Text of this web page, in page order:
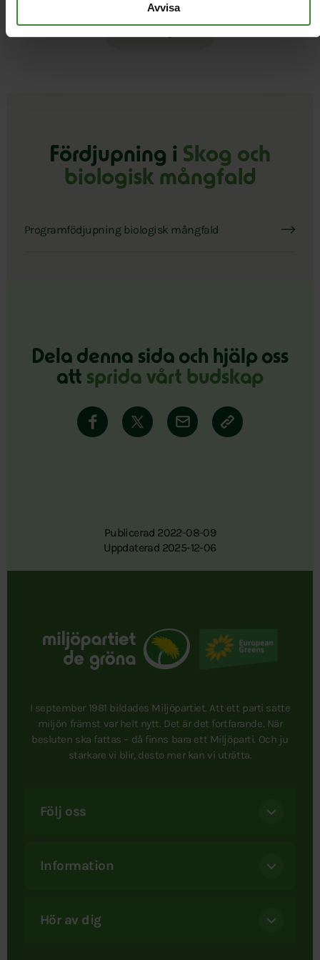
Avvisa
Fördjupning i Skog och
biologisk mångfald
Programfödjupning biologisk mångfald
Dela denna sida och hjälp oss
att sprida vårt budskap
Publicerad 2022-08-09
Uppdaterad 2025-12-06
I september 1981 bildades Miljöpartiet. Att ett parti satte
miljön främst var helt nytt. Det är det fortfarande. När
besluten ska fattas – då finns bara ett Miljöparti. Och ju
starkare vi blir, desto mer kan vi uträtta.
Följ oss
Information
Hör av dig